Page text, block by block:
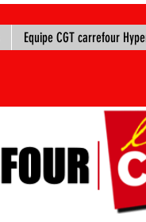
Equipe CGT carrefour